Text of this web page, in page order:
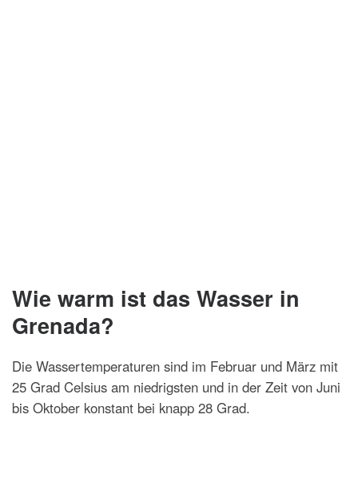
Wie warm ist das Wasser in
Grenada?
Die Wassertemperaturen sind im Februar und März mit
25 Grad Celsius am niedrigsten und in der Zeit von Juni
bis Oktober konstant bei knapp 28 Grad.